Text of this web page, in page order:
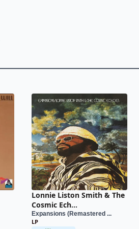
Lonnie Liston Smith & The
Cosmic Ech...
Expansions (Remastered ...
LP